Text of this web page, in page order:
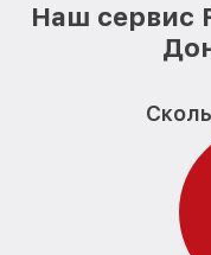
Наш сервис